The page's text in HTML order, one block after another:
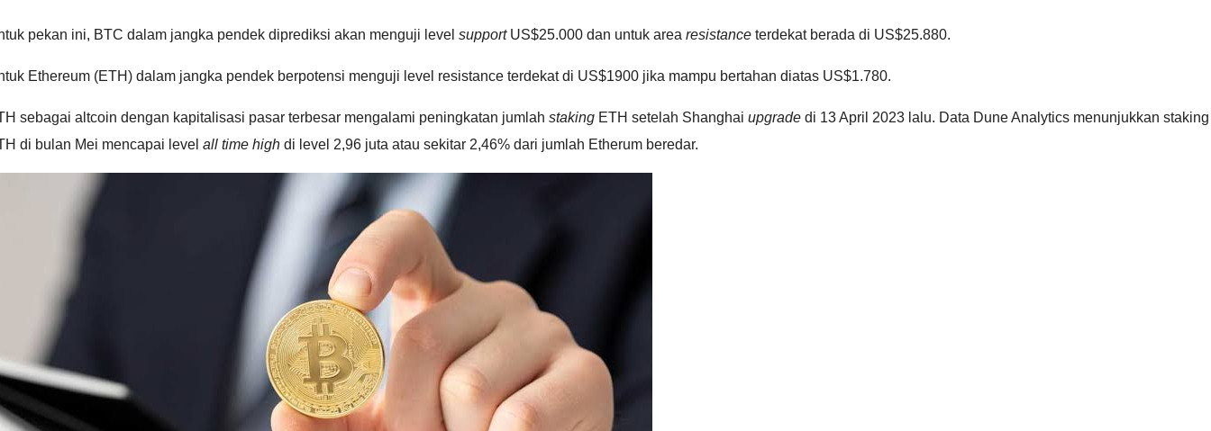
pekan ini, BTC dalam jangka pendek diprediksi akan menguji level supportUS$25.000 dan untuk area resistance terdekat berada di US$25.880.
Ethereum (ETH) dalam jangka pendek berpotensi menguji level resistance terdekat di US$1900 jika mampu bertahan diatas US$1.780.
sebagai altcoin dengan kapitalisasi pasar terbesar mengalami peningkatan jumlah staking ETH setelah Shanghai upgrade di 13 April 2023 lalu. Data Dune Analytics menunjukkan staking
di bulan Mei mencapai level all time high di level 2,96 juta atau sekitar 2,46% dari jumlah Etherum beredar.